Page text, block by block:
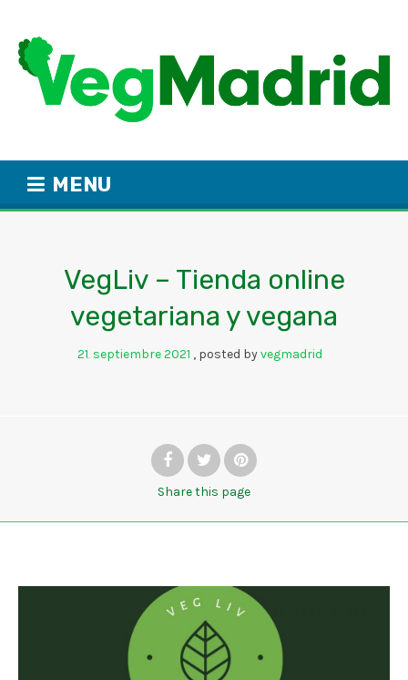
MENU
VegLiv – Tienda online
vegetariana y vegana
21. septiembre2021 posted byvegmadrid
Sharethis page